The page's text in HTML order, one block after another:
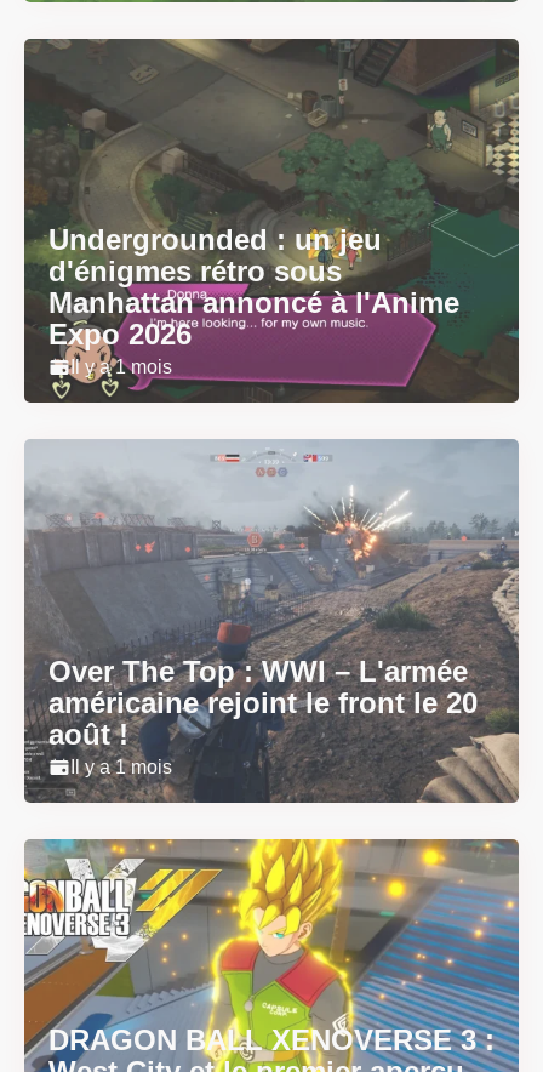
Undergrounded : un jeu
d'énigmes rétro sous
Manhattan annoncé à l'Anime
Expo 2026
Il y a 1 mois
Over The Top : WWI – L'armée
américaine rejoint le front le 20
août !
Il y a 1 mois
DRAGON BALL XENOVERSE 3 :